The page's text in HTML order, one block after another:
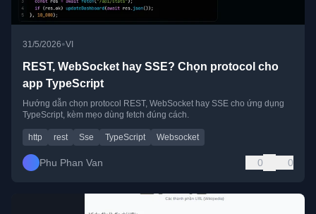
31/5/2026•VI
REST, WebSocket hay SSE? Chọn protocol cho
app TypeScript
Hướng dẫn chọn protocol REST, WebSocket hay SSE cho ứng dụng
TypeScript, kèm mẹo dùng fetch đúng cách.
http rest Sse TypeScript Websocket
Phu Phan Van 0 0